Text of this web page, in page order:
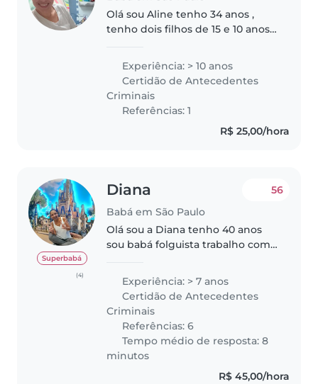
Olá sou Aline tenho 34 anos ,
tenho dois filhos de 15 e 10 anos
estadual com crianças de 6 a 11
anos como também trabalhei
em creche com crianças de..
Experiência: > 10 anos
Certidão de Antecedentes
Criminais
Referências: 1
R$ 25,00/hora
Superbabá
(4)
Diana
Babá em São Paulo
56
Olá sou a Diana tenho 40 anos
sou babá folguista trabalho com
referências e experiência
,experiência com gêmeos. Fique
avontade para chamar e
agendar..
Experiência: > 7 anos
Certidão de Antecedentes
Criminais
Referências: 6
Tempo médio de resposta: 8
minutos
R$ 45,00/hora